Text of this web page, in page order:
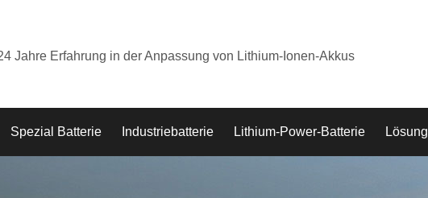
Jahre Erfahrung in der Anpassung von Lithium-Ionen-Akkus
Spezial Batterie Industriebatterie Lithium-Power-Batterie Lösung